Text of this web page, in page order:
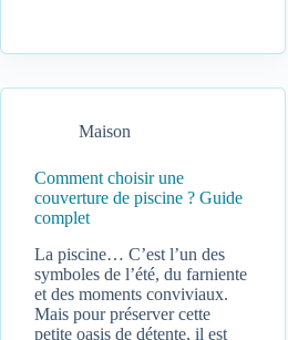
Maison
Comment choisir une
couverture de piscine ? Guide
complet
La piscine… C’est l’un des
symboles de l’été, du farniente
et des moments conviviaux.
Mais pour préserver cette
petite oasis de détente, il est